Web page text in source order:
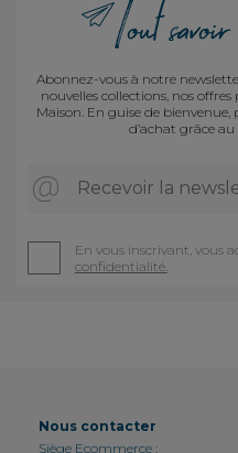
Abonnez-vous à notre
nouvelles collections, nos
Maison. En guise de
d’achat grâce
Recevoir la
En vous inscrivant, vous
confidentialité.
Nous contacter
Siège Ecommerce :